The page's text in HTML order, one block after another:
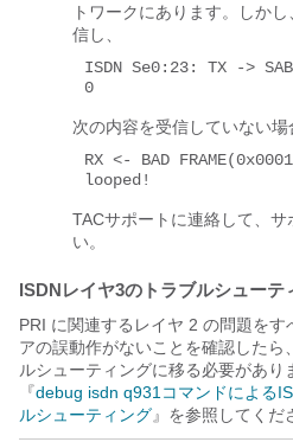
トワークにあります。しか
信し、
ISDN Se0:23: TX ->
0
次の内容を受信していない場
RX <- BAD
looped!
TACサポートに連絡して、サ
い。
ISDNレイヤ3のトラブルシューテ
PRI に関連するレイヤ 2 の問題をす
アの誤動作がないことを確認したら
ルシューティングに移る必要があり
『debug isdn q931コマンドによる
ルシューティング』を参照してくだ